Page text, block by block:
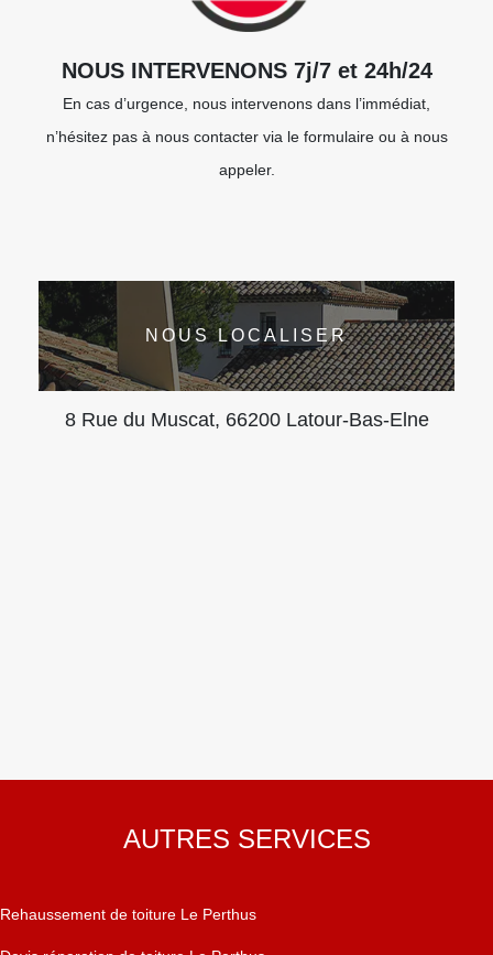
NOUS INTERVENONS 7j/7 et 24h/24
En cas d’urgence, nous intervenons dans l’immédiat,
n’hésitez pas à nous contacter via le formulaire ou à nous
appeler.
NOUS LOCALISER
8 Rue du Muscat, 66200 Latour-Bas-Elne
AUTRES SERVICES
Rehaussement de toiture Le Perthus